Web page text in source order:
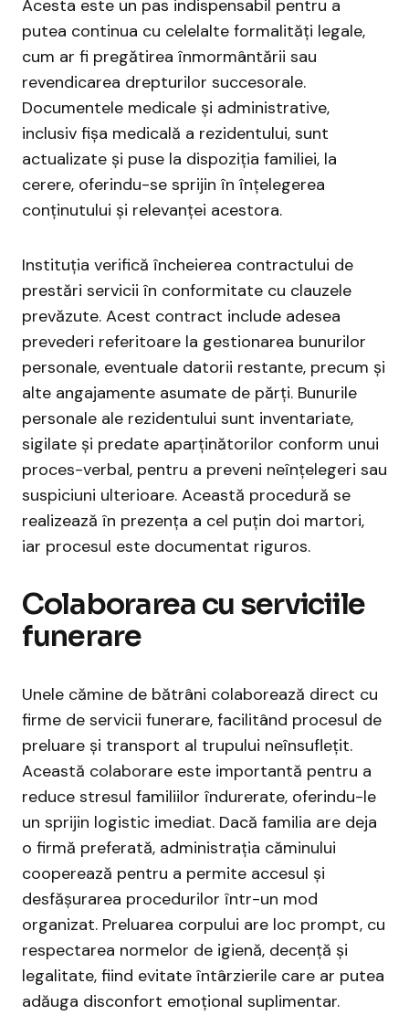
Acesta este un pas indispensabil pentru a
putea continua cu celelalte formalități legale,
cum ar fi pregătirea înmormântării sau
revendicarea drepturilor succesorale.
Documentele medicale și administrative,
inclusiv fișa medicală a rezidentului, sunt
actualizate și puse la dispoziția familiei, la
cerere, oferindu-se sprijin în înțelegerea
conținutului și relevanței acestora.
Instituția verifică încheierea contractului de
prestări servicii în conformitate cu clauzele
prevăzute. Acest contract include adesea
prevederi referitoare la gestionarea bunurilor
personale, eventuale datorii restante, precum și
alte angajamente asumate de părți. Bunurile
personale ale rezidentului sunt inventariate,
sigilate și predate aparținătorilor conform unui
proces-verbal, pentru a preveni neînțelegeri sau
suspiciuni ulterioare. Această procedură se
realizează în prezența a cel puțin doi martori,
iar procesul este documentat riguros.
Colaborarea cu serviciile
funerare
Unele cămine de bătrâni colaborează direct cu
firme de servicii funerare, facilitând procesul de
preluare și transport al trupului neînsuflețit.
Această colaborare este importantă pentru a
reduce stresul familiilor îndurerate, oferindu-le
un sprijin logistic imediat. Dacă familia are deja
o firmă preferată, administrația căminului
cooperează pentru a permite accesul și
desfășurarea procedurilor într-un mod
organizat. Preluarea corpului are loc prompt, cu
respectarea normelor de igienă, decență și
legalitate, fiind evitate întârzierile care ar putea
adăuga disconfort emoțional suplimentar.